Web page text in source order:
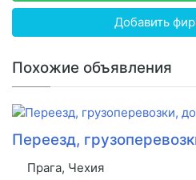
Добавить
Похожие объявления
Переезд,
Прага, Чехия